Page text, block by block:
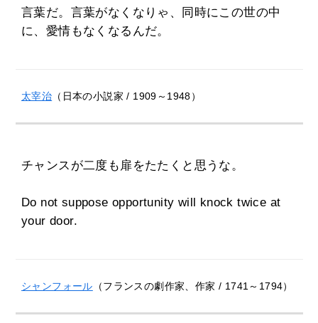
言葉だ。言葉がなくなりゃ、同時にこの世の中
に、愛情もなくなるんだ。
太宰治 （日本の小説家 / 1909～1948）
チャンスが二度も扉をたたくと思うな。
Do not suppose opportunity will knock twice at
your door.
シャンフォール （フランスの劇作家、作家 / 1741～1794）